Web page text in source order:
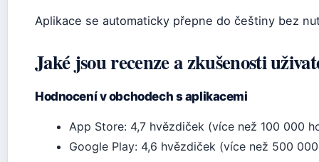
Aplikace se automaticky přepne do češtiny bez
Jaké jsou recenze a zkušenosti
Hodnocení v obchodech s aplikacemi
App Store: 4,7 hvězdiček (více než 100 000
Google Play: 4,6 hvězdiček (více než 500